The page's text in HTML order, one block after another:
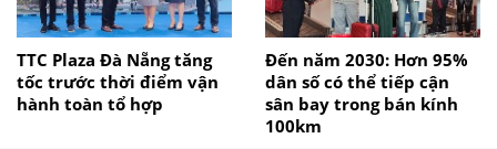
TTC Plaza Đà Nẵng tăng
tốc trước thời điểm vận
hành toàn tổ hợp
Đến năm 2030: Hơn 95%
dân số có thể tiếp cận
sân bay trong bán kính
100km